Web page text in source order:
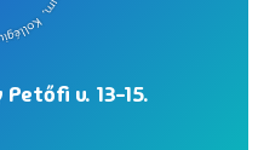
u. 13-15.